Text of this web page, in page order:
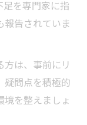
工夫方法
しないため
足を専門家に指
報告されていま
方は、事前にリ
疑問点を積極的
境を整えましょ